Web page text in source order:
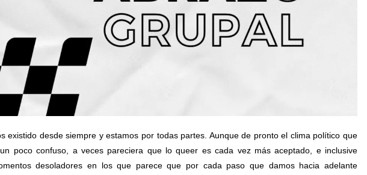
existido desde siempre y estamos por todas partes. Aunque de pronto el clima político que
poco confuso, a veces pareciera que lo queer es cada vez más aceptado, e inclusive
desoladores en los que parece que por cada paso que damos hacia adelante